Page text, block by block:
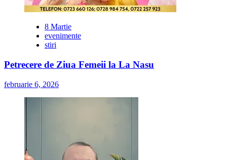
8 Martie
evenimente
stiri
Petrecere de Ziua Femeii la La Nasu
februarie 6, 2026